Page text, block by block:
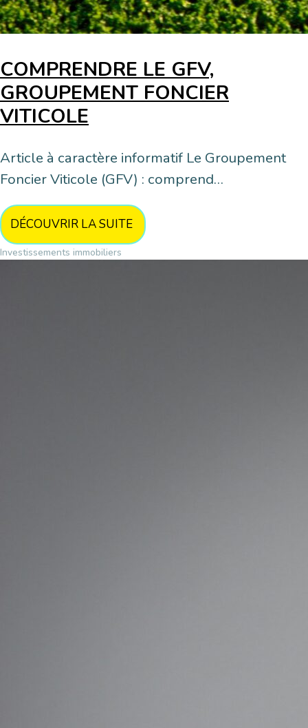
COMPRENDRE LE GFV,
GROUPEMENT FONCIER
VITICOLE
Article à caractère informatif Le Groupement
Foncier Viticole (GFV) : comprend…
DÉCOUVRIR LA SUITE
Investissements immobiliers